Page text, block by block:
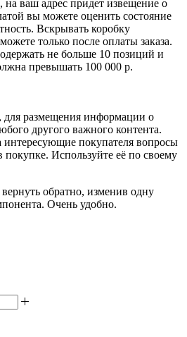
на ваш адрес придет извещение о
вы можете оценить состояние
Вскрывать коробку
только после оплаты заказа.
не больше 10 позиций и
превышать 100 000 р.
для размещения информации о
другого важного контента.
покупателя вопросы
покупке. Используйте её по своему
обратно, изменив одну
Очень удобно.